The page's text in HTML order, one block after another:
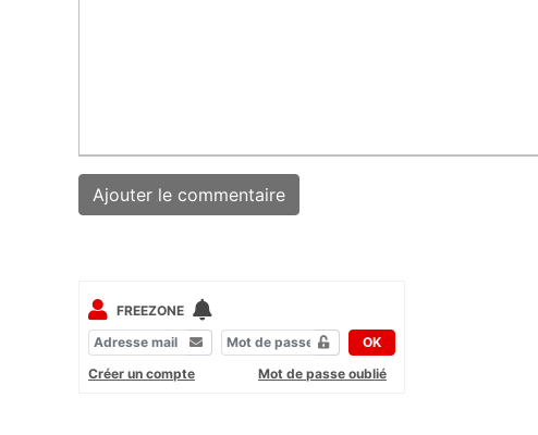
FREEZONE
OK
Créer un compte
Mot de passe oublié